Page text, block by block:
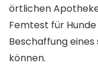
örtlichen
Femtest für
Beschaffung
können.